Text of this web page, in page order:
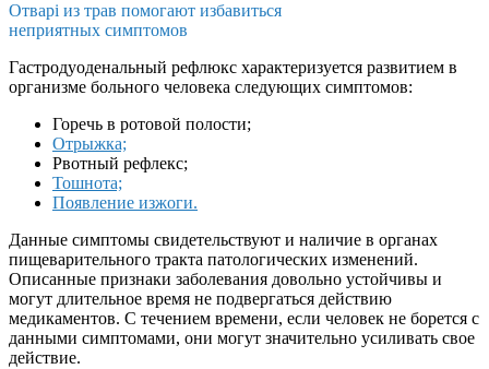
Отварі из трав помогают избавиться
неприятных симптомов
Гастродуоденальный рефлюкс характеризуется развитием в
организме больного человека следующих симптомов:
Горечь в ротовой полости;
Отрыжка;
Рвотный рефлекс;
Тошнота;
Появление изжоги.
Данные симптомы свидетельствуют и наличие в органах
пищеварительного тракта патологических изменений.
Описанные признаки заболевания довольно устойчивы и
могут длительное время не подвергаться действию
медикаментов. С течением времени, если человек не борется с
данными симптомами, они могут значительно усиливать свое
действие.